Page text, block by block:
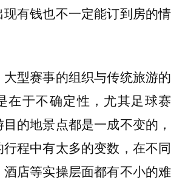
有钱也不一定能订到房的情
型赛事的组织与传统旅游的
在于不确定性，尤其足球赛
的地景点都是一成不变的，
程中有太多的变数，在不同
店等实操层面都有不小的难